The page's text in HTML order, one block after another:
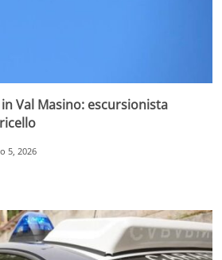
Val Masino: escursionista
5, 2026